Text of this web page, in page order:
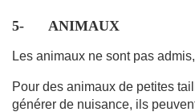
5- ANIMAUX
Les animaux ne sont pas
Pour des animaux de petites
générer de nuisance, ils